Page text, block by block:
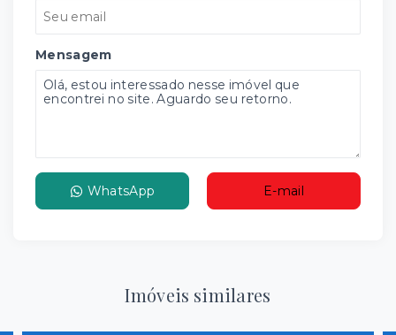
Mensagem
WhatsApp E-mail
Imóveis similares